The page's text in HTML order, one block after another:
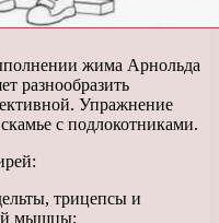
жима Арнольда
разнообразить
Упражнение
с подлокотниками.
трицепсы и
мышцы;